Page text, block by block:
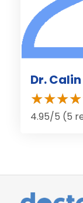
Dr.
4.95/5 (5